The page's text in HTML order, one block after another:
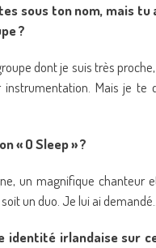
sous ton nom, mais
?
dont je suis très
Mais je
« O Sleep » ?
un magnifique chanteur
un duo. Je lui ai
identité irlandaise sur